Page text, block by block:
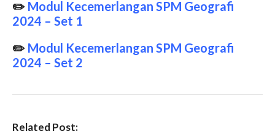
✏️ Modul Kecemerlangan SPM Geografi
2024 – Set 1
✏️ Modul Kecemerlangan SPM Geografi
2024 – Set 2
Related Post: